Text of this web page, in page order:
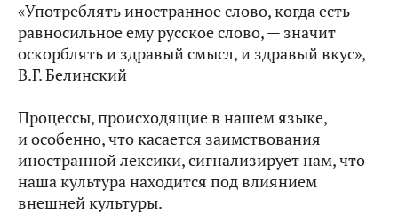
«Употреблять иностранное слово, когда есть
равносильное ему русское слово, — значит
оскорблять и здравый смысл, и здравый вкус»,
В.Г. Белинский
Процессы, происходящие в нашем языке,
и особенно, что касается заимствования
иностранной лексики, сигнализирует нам, что
наша культура находится под влиянием
внешней культуры.